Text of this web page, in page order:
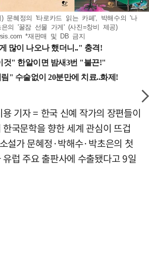
) 문혜정의 '타로카드 읽는 카페', 박해수의 '나
의 '꿀잠 선물 가게' (사진=창비 제공)
*재판매 및 DB 금지
기자 = 한국 신예 작가의 장편들이
국문학을 향한 세계 관심이 뜨겁
설가 문혜정·박해수·박초은의 첫
럽 주요 출판사에 수출됐다고 9일